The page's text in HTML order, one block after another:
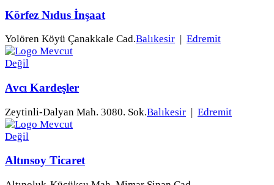
Körfez Nıdus İnşaat
Yolören Köyü Çanakkale Cad.Balıkesir Edremit
Avcı Kardeşler
Zeytinli-Dalyan Mah. 3080. Sok.Balıkesir | Edremit
Altınsoy Ticaret